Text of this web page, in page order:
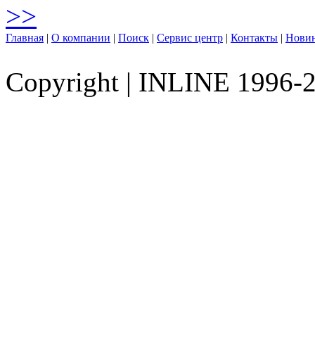
>>
Главная | О компании | Поиск | Сервис центр | Контакты |
Copyright | INLINE 1996-